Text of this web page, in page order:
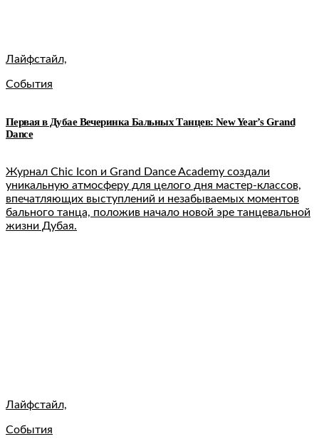
Лайфстайл,
События
Первая в Дубае Вечеринка Бальных Танцев: New Year’s Grand
Dance
Журнал Chic Icon и Grand Dance Academy создали
уникальную атмосферу для целого дня мастер-классов,
впечатляющих выступлений и незабываемых моментов
бального танца, положив начало новой эре танцевальной
жизни Дубая.
Лайфстайл,
События